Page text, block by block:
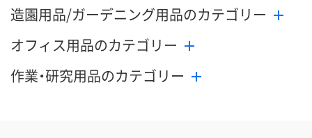
造園用品/ガーデニング用品のカテゴリー
オフィス用品のカテゴリー
作業・研究用品のカテゴリー